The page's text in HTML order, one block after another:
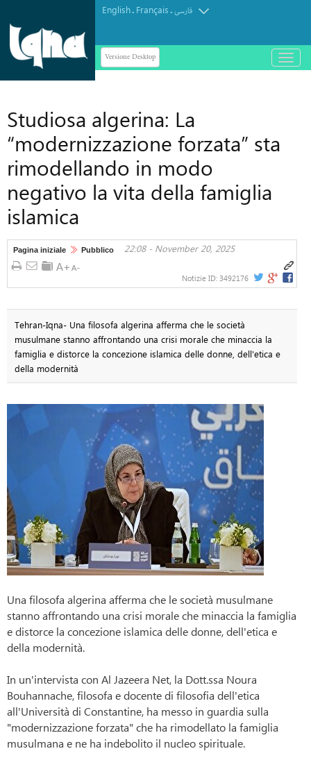
English. Français.فارسی
Versione Desktop
باز
و
Studiosa algerina: La
“modernizzazione forzata” sta
rimodellando in modo
negativo la vita della famiglia
islamica
Pagina iniziale Pubblico 22:08 - November 20, 2025
Notizie ID: 3492176
Tehran-Iqna- Una filosofa algerina afferma che le società
musulmane stanno affrontando una crisi morale che minaccia la
famiglia e distorce la concezione islamica delle donne, dell'etica e
della modernità
Una filosofa algerina afferma che le società musulmane
stanno affrontando una crisi morale che minaccia la famiglia
e distorce la concezione islamica delle donne, dell'etica e
della modernità.
In un'intervista con Al Jazeera Net, la Dott.ssa Noura
Bouhannache, filosofa e docente di filosofia dell'etica
all'Università di Constantine, ha messo in guardia sulla
"modernizzazione forzata" che ha rimodellato la famiglia
musulmana e ne ha indebolito il nucleo spirituale.